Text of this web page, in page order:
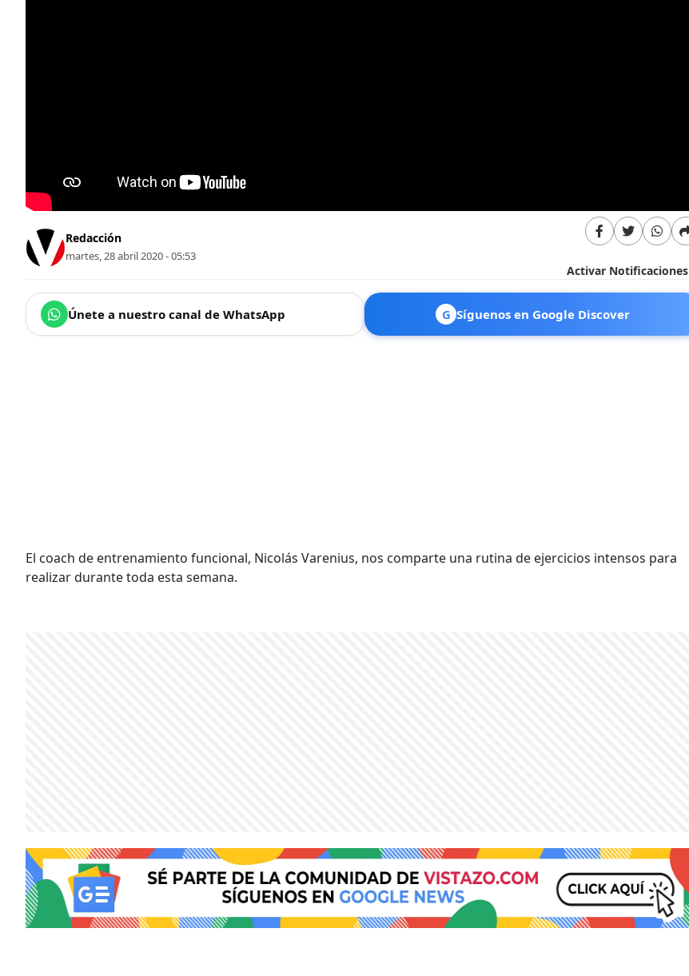
Redacción
martes, 28 abril 2020 - 05:53
Activar Notificaciones
Únete a nuestro canal de WhatsApp G Síguenos en Google Discover
El coach de entrenamiento funcional, Nicolás Varenius, nos comparte una rutina de ejercicios intensos para
realizar durante toda esta semana.